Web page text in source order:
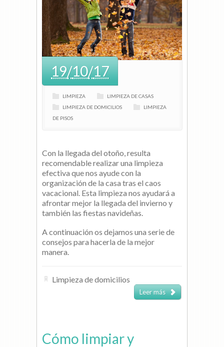
19/10/17
LIMPIEZA
LIMPIEZA DE CASAS
LIMPIEZA DE DOMICILIOS
LIMPIEZA
DE PISOS
Con la llegada del otoño, resulta
recomendable realizar una limpieza
efectiva que nos ayude con la
organización de la casa tras el caos
vacacional. Esta limpieza nos ayudará a
afrontar mejor la llegada del invierno y
también las fiestas navideñas.
A continuación os dejamos una serie de
consejos para hacerla de la mejor
manera.
Limpieza de domicilios
Leer más
Cómo limpiar y